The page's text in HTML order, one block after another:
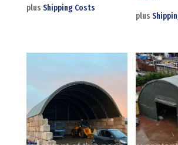
plus Shipping Costs
plus